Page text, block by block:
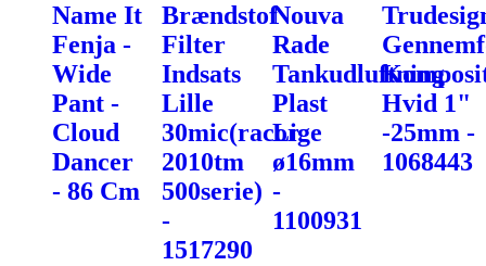
Name It
Fenja -
Wide
Pant -
Cloud
Dancer
- 86 Cm
Brændstof
Filter
Indsats
Lille
30mic(racor
2010tm
500serie)
-
1517290
Nouva
Rade
Tankudluftning
Plast
Lige
ø16mm
-
1100931
Hvid 1"
-25mm -
1068443